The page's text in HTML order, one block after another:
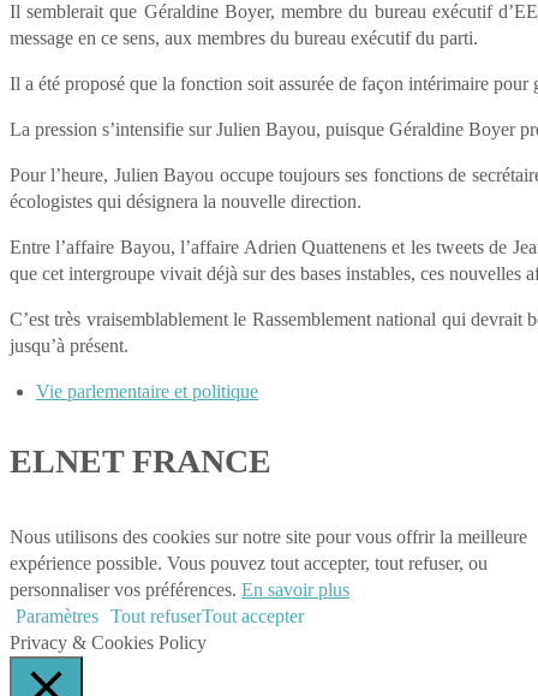
Il semblerait que Géraldine Boyer, membre du bureau exécutif
message en ce sens, aux membres du bureau exécutif du parti.
Il a été proposé que la fonction soit assurée de façon intérimaire pour
La pression s’intensifie sur Julien Bayou, puisque Géraldine Boyer
Pour l’heure, Julien Bayou occupe toujours ses fonctions de
écologistes qui désignera la nouvelle direction.
Entre l’affaire Bayou, l’affaire Adrien Quattenens et les tweets de
que cet intergroupe vivait déjà sur des bases instables, ces
C’est très vraisemblablement le Rassemblement national qui
jusqu’à présent.
Vie parlementaire et politique
ELNET FRANCE
Nous utilisons des cookies sur notre site pour vous offrir la meilleure
expérience possible. Vous pouvez tout accepter, tout refuser, ou
personnaliser vos préférences. En savoir plus
Paramètres Tout refuserTout accepter
Privacy & Cookies Policy